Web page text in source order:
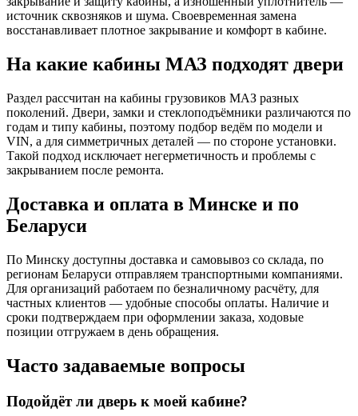
источник сквозняков и шума. Своевременная замена
восстанавливает плотное закрывание и комфорт в кабине.
На какие кабины МАЗ подходят двери
Раздел рассчитан на кабины грузовиков МАЗ разных
поколений. Двери, замки и стеклоподъёмники различаются по
годам и типу кабины, поэтому подбор ведём по модели и
VIN, а для симметричных деталей — по стороне установки.
Такой подход исключает негерметичность и проблемы с
закрыванием после ремонта.
Доставка и оплата в Минске и по
Беларуси
По Минску доступны доставка и самовывоз со склада, по
регионам Беларуси отправляем транспортными компаниями.
Для организаций работаем по безналичному расчёту, для
частных клиентов — удобные способы оплаты. Наличие и
сроки подтверждаем при оформлении заказа, ходовые
позиции отгружаем в день обращения.
Часто задаваемые вопросы
Подойдёт ли дверь к моей кабине?